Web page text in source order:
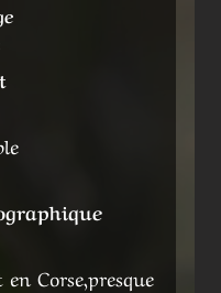
Corse,presque